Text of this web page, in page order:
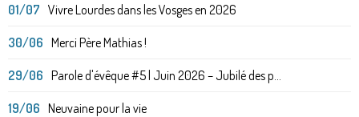
01/07 Vivre Lourdes dans les Vosges en 2026
30/06 Merci Père Mathias !
29/06 Parole d'évêque #5 | Juin 2026 – Jubilé des p...
19/06 Neuvaine pour la vie